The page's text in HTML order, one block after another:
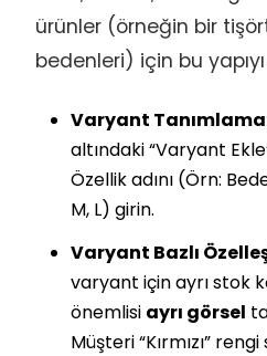
ürünler (örneğin bir
bedenleri) için bu yapıyı
Varyant
altındaki “Varyant
Özellik adını (Örn:
M, L) girin.
Varyant Bazlı
varyant için ayrı stok
önemlisi ayrı görsel
Müşteri “Kırmızı”